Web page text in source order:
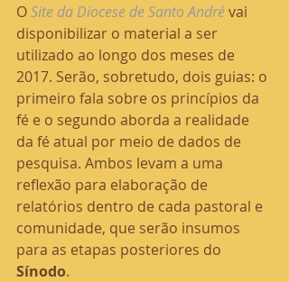
O Site da Diocese de Santo André vai
disponibilizar o material a ser
utilizado ao longo dos meses de
2017. Serão, sobretudo, dois guias: o
primeiro fala sobre os princípios da
fé e o segundo aborda a realidade
da fé atual por meio de dados de
pesquisa. Ambos levam a uma
reflexão para elaboração de
relatórios dentro de cada pastoral e
comunidade, que serão insumos
para as etapas posteriores do
Sínodo.